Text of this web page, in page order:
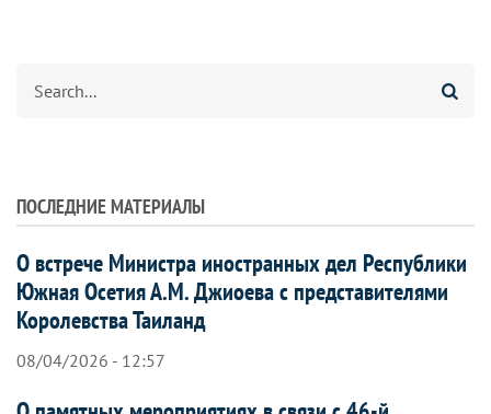
ПОСЛЕДНИЕ МАТЕРИАЛЫ
О встрече Министра иностранных дел Республики
Южная Осетия А.М. Джиоева с представителями
Королевства Таиланд
08/04/2026 - 12:57